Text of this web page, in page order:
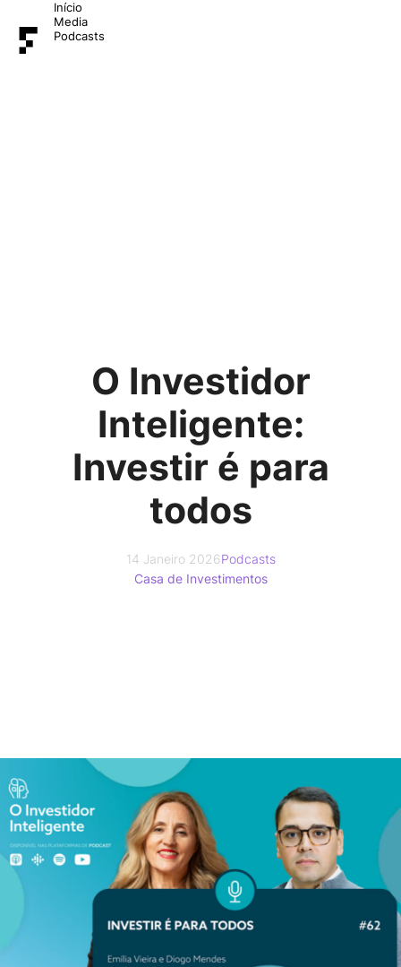
Início
Media
Podcasts
O Investidor
Inteligente:
Investir é para
todos
14 Janeiro 2026Podcasts
Casa de Investimentos